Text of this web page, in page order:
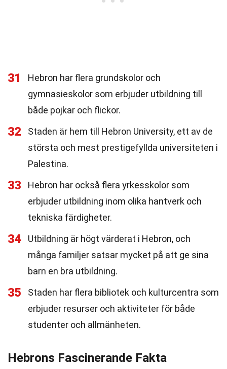
31
Hebron har flera grundskolor och
gymnasieskolor som erbjuder utbildning till
både pojkar och flickor.
32
Staden är hem till Hebron University, ett av de
största och mest prestigefyllda universiteten i
Palestina.
33
Hebron har också flera yrkesskolor som
erbjuder utbildning inom olika hantverk och
tekniska färdigheter.
34
Utbildning är högt värderat i Hebron, och
många familjer satsar mycket på att ge sina
barn en bra utbildning.
35
Staden har flera bibliotek och kulturcentra som
erbjuder resurser och aktiviteter för både
studenter och allmänheten.
Hebrons Fascinerande Fakta